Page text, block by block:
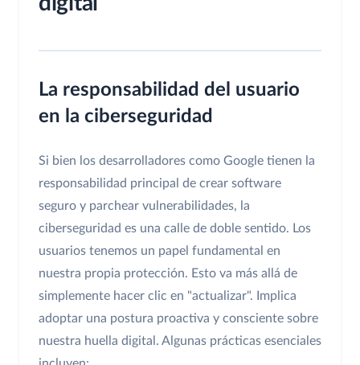
La responsabilidad del usuario
en la ciberseguridad
Si bien los desarrolladores como Google tienen la
responsabilidad principal de crear software
seguro y parchear vulnerabilidades, la
ciberseguridad es una calle de doble sentido. Los
usuarios tenemos un papel fundamental en
nuestra propia protección. Esto va más allá de
simplemente hacer clic en "actualizar". Implica
adoptar una postura proactiva y consciente sobre
nuestra huella digital. Algunas prácticas esenciales